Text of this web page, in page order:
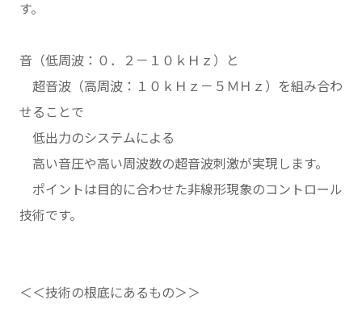
す。
音（低周波：０．２－１０ｋＨｚ）と
超音波（高周波：１０ｋＨｚ－５ＭＨｚ）を組み合わ
せることで
低出力のシステムによる
高い音圧や高い周波数の超音波刺激が実現します。
ポイントは目的に合わせた非線形現象のコントロール
技術です。
＜＜技術の根底にあるもの＞＞